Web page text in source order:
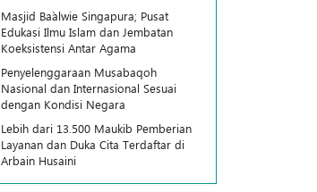
Masjid Ba`alwie Singapura; Pusat
Edukasi Ilmu Islam dan Jembatan
Koeksistensi Antar Agama
Penyelenggaraan Musabaqoh
Nasional dan Internasional Sesuai
dengan Kondisi Negara
Lebih dari 13.500 Maukib Pemberian
Layanan dan Duka Cita Terdaftar di
Arbain Husaini